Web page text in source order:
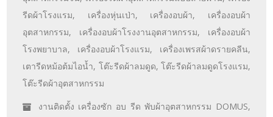
รีดผ้าโรงแรม, เครื่องหุ่นเป่า, เครื่องอบผ้า, เครื่องอบผ้า
อุตสาหกรรม, เครื่องอบผ้าโรงงานอุตสาหกรรม, เครื่องอบผ้า
โรงพยาบาล, เครื่องอบผ้าโรงแรม, เครื่องเพรสผ้าดรายคลีน,
เตารีดหม้อต้มไอน้ำ, โต๊ะรีดผ้าลมดูด, โต๊ะรีดผ้าลมดูดโรงแรม,
โต๊ะรีดผ้าอุตสาหกรรม
งานติดตั้ง เครื่องซัก อบ รีด พับผ้าอุตสาหกรรม DOMUS,